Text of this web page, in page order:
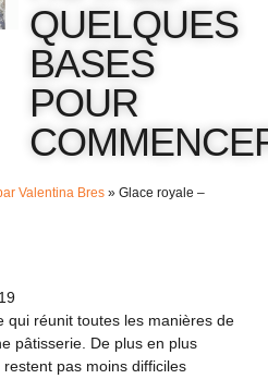
QUELQUES
BASES
POUR
Valentina Bres » Glace royale –
qui réunit toutes les manières de
pâtisserie. De plus en plus
pas moins difficiles